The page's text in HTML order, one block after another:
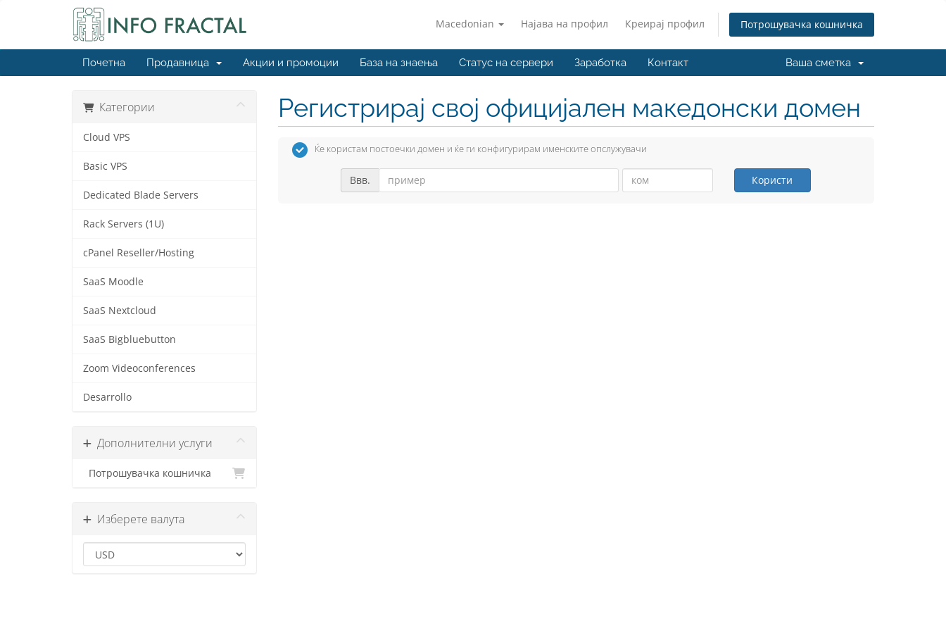
Macedonian Најава на профил Креирај профил Потрошувачка кошничка
Почетна Продавница Акции и промоции База на знаења Статус на сервери Заработка Контакт Ваша сметка
Категории
Cloud VPS
Basic VPS
Dedicated Blade Servers
Rack Servers (1U)
cPanel Reseller/Hosting
SaaS Moodle
SaaS Nextcloud
SaaS Bigbluebutton
Zoom Videoconferences
Desarrollo
Дополнителни услуги
Потрошувачка кошничка
Изберете валута
Регистрирај свој официјален македонски домен
Ќе користам постоечки домен и ќе ги конфигурирам именските опслужувачи
Ввв. Користи